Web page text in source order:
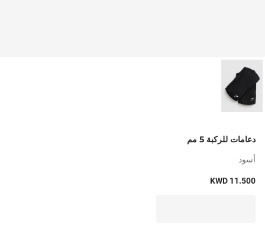
دعامات للركبة 5 مم
أسود
KWD 11.500